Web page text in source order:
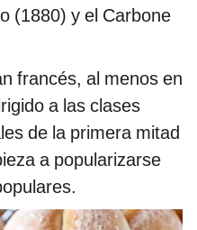
(1880) y el Carbone
francés, al menos en
a las clases
de la primera mitad
a popularizarse